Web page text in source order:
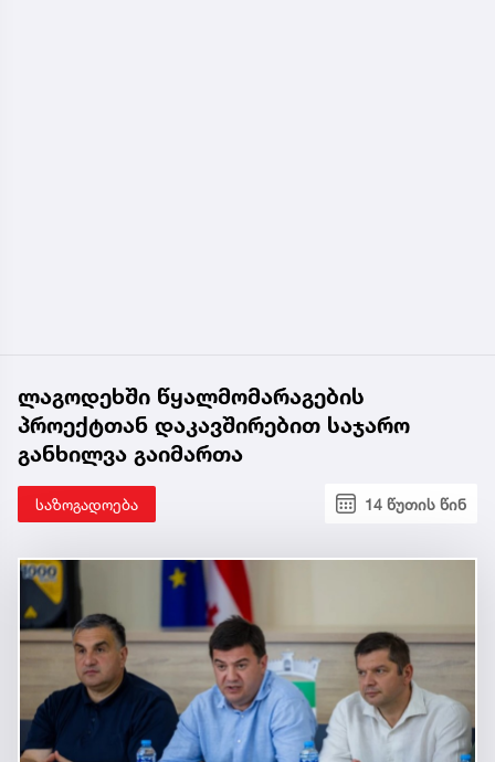
ლაგოდეხში წყალმომარაგების
პროექტთან დაკავშირებით საჯარო
განხილვა გაიმართა
საზოგადოება 14 წუთის წინ